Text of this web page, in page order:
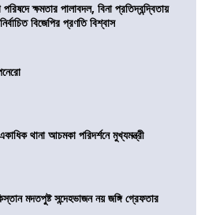
পরিষদে ক্ষমতার পালাবদল, বিনা প্রতিদ্বন্দ্বিতায়
বিজেপির প্রণতি বিশ্বাস
থানা আচমকা পরিদর্শনে মুখ্যমন্ত্রী
মদতপুষ্ট সন্দেহভাজন নয় জঙ্গি গ্রেফতার